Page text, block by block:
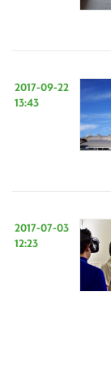
2017-09-22
13:43
2017-07-03
12:23